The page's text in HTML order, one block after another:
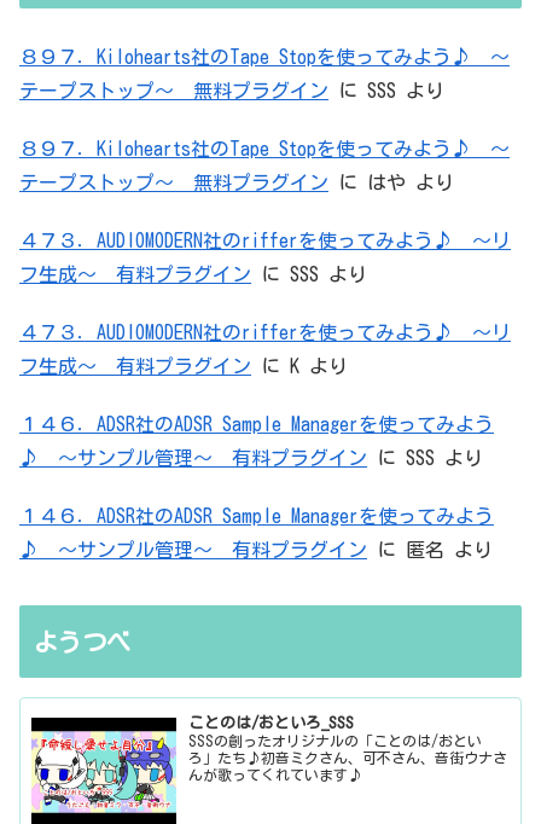
８９７．Kilohearts社のTape Stopを使ってみよう♪ ～
テープストップ～ 無料プラグイン に SSS より
８９７．Kilohearts社のTape Stopを使ってみよう♪ ～
テープストップ～ 無料プラグイン に はや より
４７３．AUDIOMODERN社のrifferを使ってみよう♪ ～リ
フ生成～ 有料プラグイン に SSS より
４７３．AUDIOMODERN社のrifferを使ってみよう♪ ～リ
フ生成～ 有料プラグイン に K より
１４６．ADSR社のADSR Sample Managerを使ってみよう
♪ ～サンプル管理～ 有料プラグイン に SSS より
１４６．ADSR社のADSR Sample Managerを使ってみよう
♪ ～サンプル管理～ 有料プラグイン に 匿名 より
ようつべ
ことのは/おといろ_SSS
SSSの創ったオリジナルの「ことのは/おとい
ろ」たち♪初音ミクさん、可不さん、音街ウナさ
んが歌ってくれています♪